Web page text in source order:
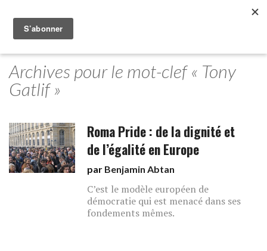
Archives pour le mot-clef « Tony
Gatlif »
Roma Pride : de la dignité et
de l’égalité en Europe
par Benjamin Abtan
C’est le modèle européen de
démocratie qui est menacé dans ses
fondements mêmes.